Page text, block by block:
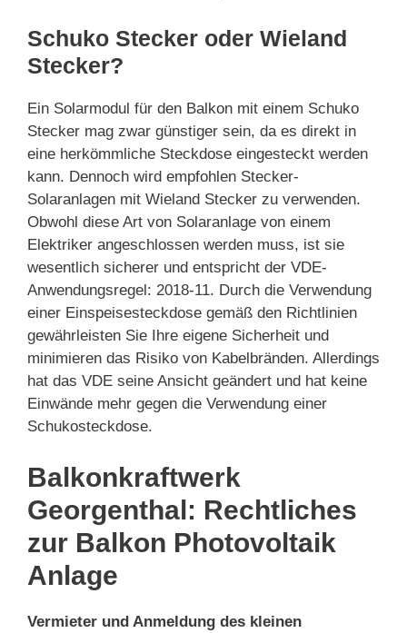
Schuko Stecker oder Wieland
Stecker?
Ein Solarmodul für den Balkon mit einem Schuko
Stecker mag zwar günstiger sein, da es direkt in
eine herkömmliche Steckdose eingesteckt werden
kann. Dennoch wird empfohlen Stecker-
Solaranlagen mit Wieland Stecker zu verwenden.
Obwohl diese Art von Solaranlage von einem
Elektriker angeschlossen werden muss, ist sie
wesentlich sicherer und entspricht der VDE-
Anwendungsregel: 2018-11. Durch die Verwendung
einer Einspeisesteckdose gemäß den Richtlinien
gewährleisten Sie Ihre eigene Sicherheit und
minimieren das Risiko von Kabelbränden. Allerdings
hat das VDE seine Ansicht geändert und hat keine
Einwände mehr gegen die Verwendung einer
Schukosteckdose.
Balkonkraftwerk
Georgenthal: Rechtliches
zur Balkon Photovoltaik
Anlage
Vermieter und Anmeldung des kleinen